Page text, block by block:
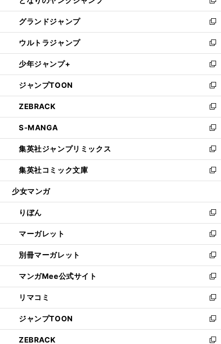
ウ
で
開
く
ン
ド
ウ
で
開
く
い
ウ
ィ
ン
ド
ウ
で
開
く
新
し
い
ウ
ィ
ン
ド
ウ
で
開
く
グランドジャンプ
新
し
い
ウ
ィ
ン
ド
ウ
で
開
く
ウルトラジャンプ
新
し
い
ウ
ィ
ン
ド
ウ
で
開
く
少年ジャンプ+
新
し
い
ウ
ィ
ン
ド
ウ
で
開
く
ジャンプTOON
新
し
い
ウ
ィ
ン
ド
ウ
で
開
ZEBRACK
新
し
い
ウ
ィ
ン
ド
ウ
開
く
S-MANGA
新
し
い
ウ
ィ
ン
ウ
で
開
く
集英社ジャンプリミックス
新
し
い
ウ
ン
ド
ウ
で
開
く
集英社コミック文庫
新
し
ウ
ィ
ン
ド
ウ
で
開
く
少女マンガ
りぼん
新
し
い
ウ
ィ
ン
ド
ウ
で
開
く
マーガレット
新
し
い
ウ
ィ
ン
ド
ウ
で
開
く
別冊マーガレット
新
し
い
ウ
ィ
ン
ド
ウ
で
マンガMee公式サイト
新
し
い
ウ
ィ
ン
ド
リマコミ
新
し
い
ウ
ィ
ジャンプTOON
新
し
い
ZEBRACK 新